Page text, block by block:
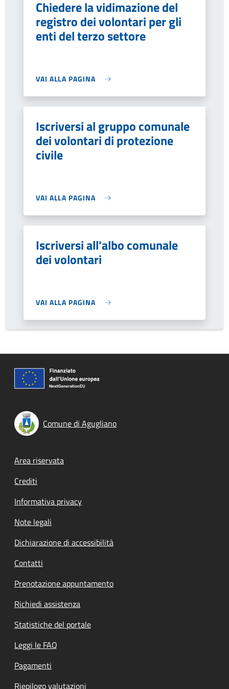
Chiedere la vidimazione del
registro dei volontari per gli
enti del terzo settore
VAI ALLA PAGINA
Iscriversi al gruppo comunale
dei volontari di protezione
civile
VAI ALLA PAGINA
Iscriversi all'albo comunale
dei volontari
VAI ALLA PAGINA
Comune di Agugliano
Footer menu
Area riservata
Crediti
Informativa privacy
Note legali
Dichiarazione di accessibilità
Contatti
Prenotazione appuntamento
Richiedi assistenza
Statistiche del portale
Leggi le FAQ
Pagamenti
Riepilogo valutazioni